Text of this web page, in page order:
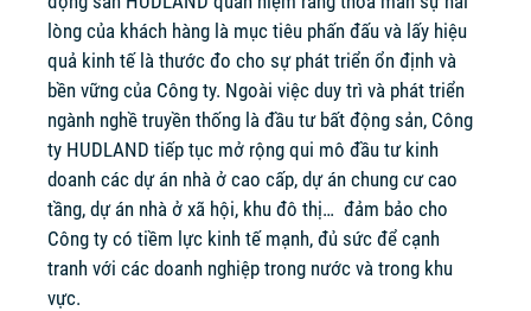
lòng của khách hàng là mục tiêu phấn đấu và lấy hiệu
quả kinh tế là thước đo cho sự phát triển ổn định và
bền vững của Công ty. Ngoài việc duy trì và phát triển
ngành nghề truyền thống là đầu tư bất động sản, Công
ty HUDLAND tiếp tục mở rộng qui mô đầu tư kinh
doanh các dự án nhà ở cao cấp, dự án chung cư cao
tầng, dự án nhà ở xã hội, khu đô thị… đảm bảo cho
Công ty có tiềm lực kinh tế mạnh, đủ sức để cạnh
tranh với các doanh nghiệp trong nước và trong khu
vực.